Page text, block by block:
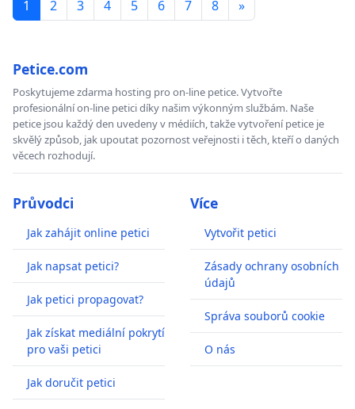
1 2 3 4 5 6 7 8 »
Petice.com
Poskytujeme zdarma hosting pro on-line petice. Vytvořte
profesionální on-line petici díky našim výkonným službám. Naše
petice jsou každý den uvedeny v médiích, takže vytvoření petice je
skvělý způsob, jak upoutat pozornost veřejnosti i těch, kteří o daných
věcech rozhodují.
Průvodci
Jak zahájit online petici
Jak napsat petici?
Jak petici propagovat?
Jak získat mediální pokrytí
pro vaši petici
Jak doručit petici
Více
Vytvořit petici
Zásady ochrany osobních
údajů
Správa souborů cookie
O nás